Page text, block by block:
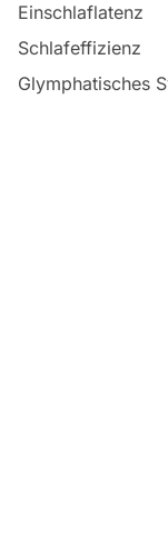
Einschlaflatenz
Schlafeffizienz
Glymphatisches